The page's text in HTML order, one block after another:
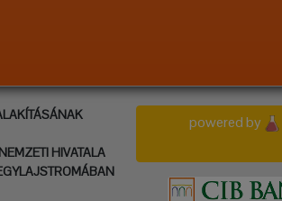
HIVATALA
powered by